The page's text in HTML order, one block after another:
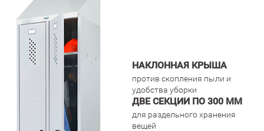
НАКЛОННАЯ КРЫША
против скопления пыли и
удобства уборки
ДВЕ СЕКЦИИ ПО 300 ММ
для раздельного хранения
вещей